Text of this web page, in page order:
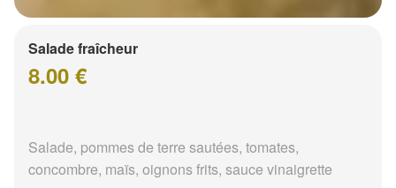
Salade fraîcheur
8.00 €
Salade, pommes de terre sautées, tomates,
concombre, maïs, oignons frits, sauce vinaigrette